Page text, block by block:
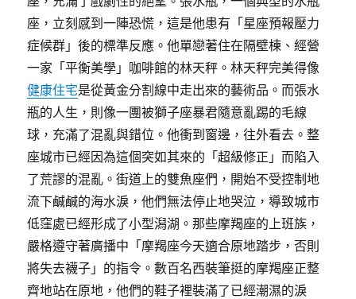
座，立刻感到一陣恐慌，這是他患有「星座預報壓力
症候群」後的標準反應。他單戀著住在隔壁棟、經營
一家「平衡美學」咖啡館的林天秤。林天秤完美得像
健康住宅是從黃金分割線中走出來的藝術品。而張水
瓶的人生，則像一團被獅子座暴君隨意亂踢的毛線
球，充滿了混亂與錯位。他衝到窗邊，往外看去。整
座城市已經因為這個突如其來的「超級修正」而陷入
了荒謬的混亂。街道上的雙魚座們，開始不受控制地
流下鹹鹹的海水淚，他們無法停止地哭泣，導致城市
低窪處已經形成了小型潟湖。那些摩羯座的上班族，
嚴格遵守著廣播中「摩羯座今天適合原地踏步，否則
將失去襪子」的指令。數百名西裝筆挺的摩羯座正整
齊地站在原地，他們的鞋子裡裝滿了已經潮濕的淚